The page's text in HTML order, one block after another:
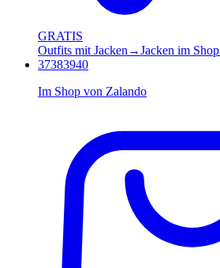
GRATIS
Outfits mit Jacken→Jacken im Shop
37383940
Im Shop von Zalando